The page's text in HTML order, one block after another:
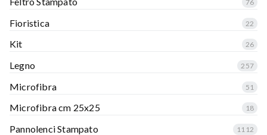
76
Fioristica 22
Kit 26
Legno 257
Microfibra 51
Microfibra cm 25x25 18
Pannolenci Stampato 1112